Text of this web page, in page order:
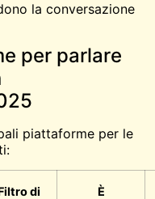
la conversazione
per parlare
piattaforme per le
di
È